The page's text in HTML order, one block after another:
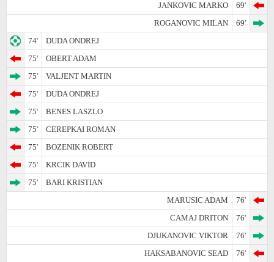
JANKOVIC MARKO
69'
ROGANOVIC MILAN
69'
74'
DUDA ONDREJ
75'
OBERT ADAM
75'
VALJENT MARTIN
75'
DUDA ONDREJ
75'
BENES LASZLO
75'
CEREPKAI ROMAN
75'
BOZENIK ROBERT
75'
KRCIK DAVID
75'
BARI KRISTIAN
MARUSIC ADAM
76'
CAMAJ DRITON
76'
DJUKANOVIC VIKTOR
76'
HAKSABANOVIC SEAD
76'